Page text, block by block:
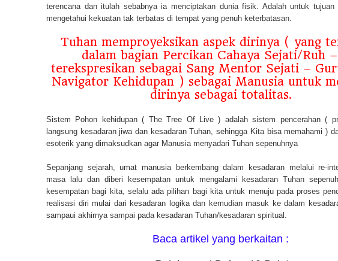
terencana dan itulah sebabnya ia menciptakan dunia fisik. Adalah untuk tujuan
mengetahui kekuatan tak terbatas di tempat yang penuh keterbatasan.
Tuhan memproyeksikan aspek dirinya ( yang
dalam bagian Percikan Cahaya Sejati/Ruh
terekspresikan sebagai Sang Mentor Sejati –
Navigator Kehidupan ) sebagai Manusia untuk
dirinya sebagai totalitas.
Sistem Pohon kehidupan ( The Tree Of Live ) adalah sistem pencerahan (
langsung kesadaran jiwa dan kesadaran Tuhan, sehingga Kita bisa memahami )
esoterik yang dimaksudkan agar Manusia menyadari Tuhan sepenuhnya
Sepanjang sejarah, umat manusia berkembang dalam kesadaran melalui re-
masa lalu dan diberi kesempatan untuk mengalami kesadaran Tuhan
kesempatan bagi kita, selalu ada pilihan bagi kita untuk menuju pada proses
realisasi diri mulai dari kesadaran logika dan kemudian masuk ke dalam
sampaui akhirnya sampai pada kesadaran Tuhan/kesadaran spiritual.
Baca artikel yang berkaitan :